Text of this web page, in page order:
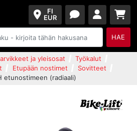
FI
EUR
HAE
ja yleisosat
Työkalut
Etupään nostimet
Sovitteet
etunostimeen (radiaali)